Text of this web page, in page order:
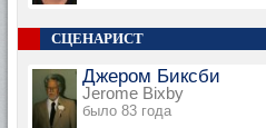
СЦЕНАРИСТ
Джером Биксби
Jerome Bixby
было 83 года